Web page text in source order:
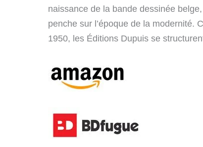
naissance de la bande dessinée
penche sur l’époque de la modernité.
1950, les Éditions Dupuis se